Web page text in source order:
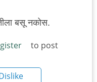
बसू नकोस.
to post